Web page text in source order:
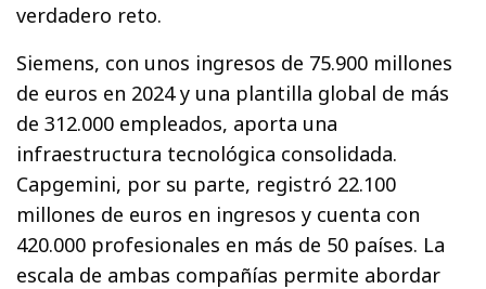
verdadero reto.
Siemens, con unos ingresos de 75.900 millones
de euros en 2024 y una plantilla global de más
de 312.000 empleados, aporta una
infraestructura tecnológica consolidada.
Capgemini, por su parte, registró 22.100
millones de euros en ingresos y cuenta con
420.000 profesionales en más de 50 países. La
escala de ambas compañías permite abordar